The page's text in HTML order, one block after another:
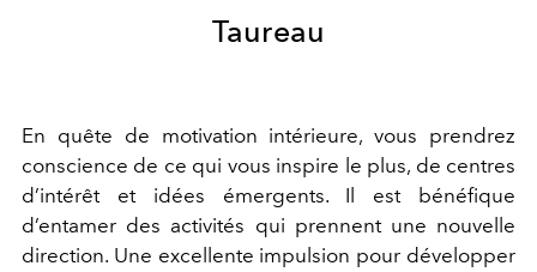
Taureau
En quête de motivation intérieure, vous prendrez
conscience de ce qui vous inspire le plus, de centres
d’intérêt et idées émergents. Il est bénéfique
d’entamer des activités qui prennent une nouvelle
direction. Une excellente impulsion pour développer